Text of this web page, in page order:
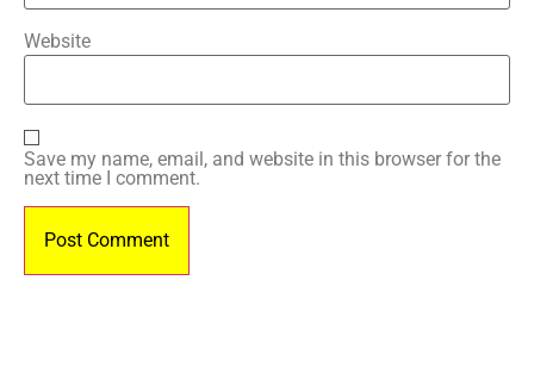
Website
Save my name, email, and website in this browser for the
next time I comment.